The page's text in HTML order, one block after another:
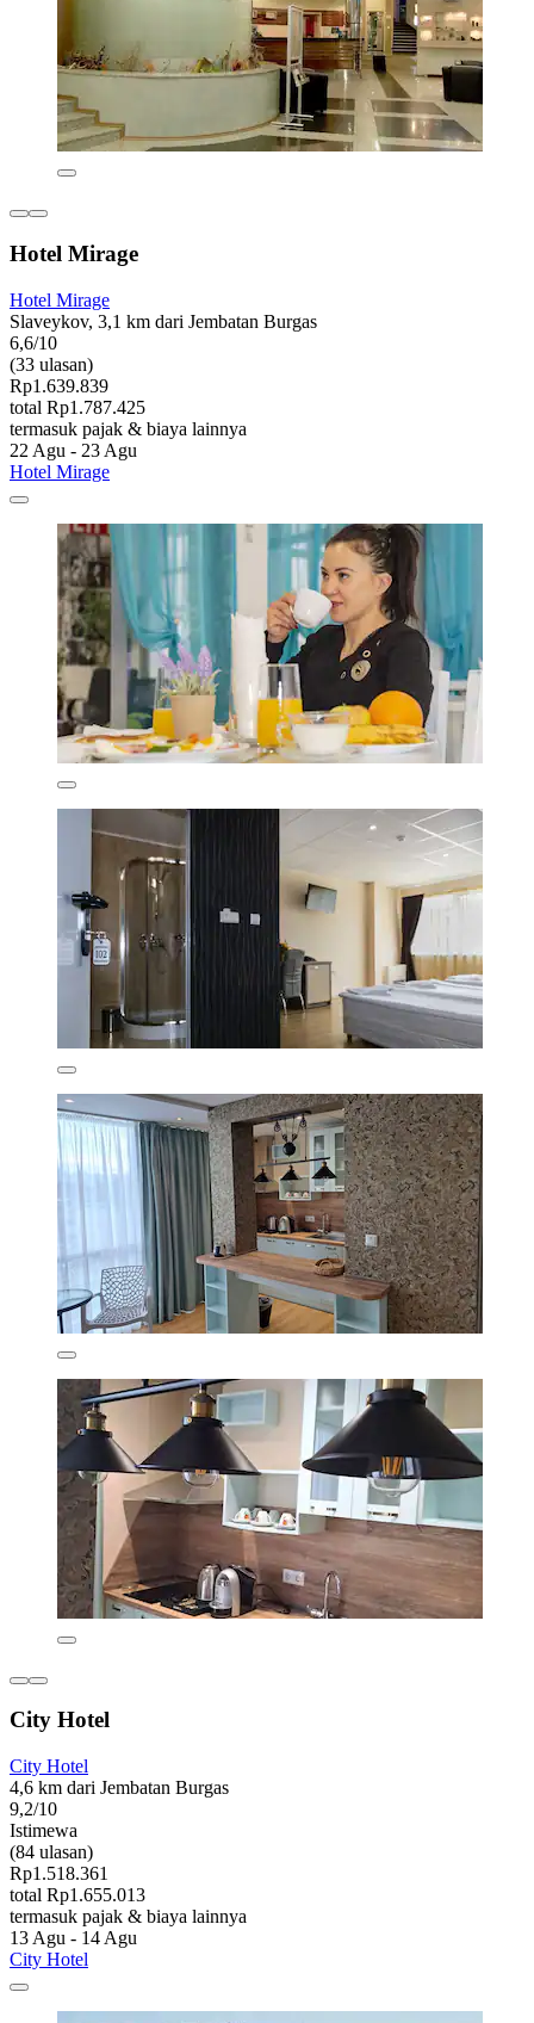
Hotel Mirage
Hotel Mirage
Slaveykov, 3,1 km dari Jembatan Burgas
6,6/10
(33 ulasan)
Rp1.639.839
total Rp1.787.425
termasuk pajak & biaya lainnya
22 Agu - 23 Agu
Hotel Mirage
City Hotel
City Hotel
4,6 km dari Jembatan Burgas
9,2/10
Istimewa
(84 ulasan)
Rp1.518.361
total Rp1.655.013
termasuk pajak & biaya lainnya
13 Agu - 14 Agu
City Hotel